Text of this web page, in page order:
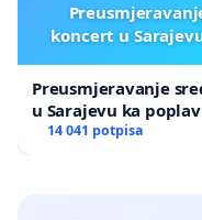
koncert u
Preusmjeravanje
u Sarajevu ka
14 041 potpisa